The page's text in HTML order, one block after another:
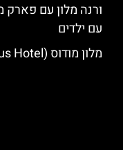
ורנה מלון עם
עם ילדים
מלון מודוס (mOdus Hotel) ליד בית חב"ד ורנה